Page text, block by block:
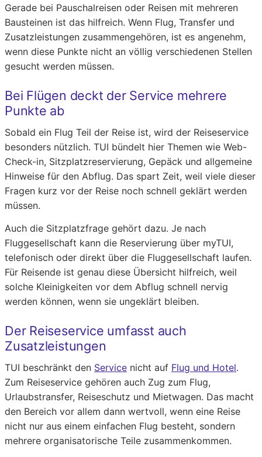
Gerade bei Pauschalreisen oder Reisen mit mehreren
Bausteinen ist das hilfreich. Wenn Flug, Transfer und
Zusatzleistungen zusammengehören, ist es angenehm,
wenn diese Punkte nicht an völlig verschiedenen Stellen
gesucht werden müssen.
Bei Flügen deckt der Service mehrere
Punkte ab
Sobald ein Flug Teil der Reise ist, wird der Reiseservice
besonders nützlich. TUI bündelt hier Themen wie Web-
Check-in, Sitzplatzreservierung, Gepäck und allgemeine
Hinweise für den Abflug. Das spart Zeit, weil viele dieser
Fragen kurz vor der Reise noch schnell geklärt werden
müssen.
Auch die Sitzplatzfrage gehört dazu. Je nach
Fluggesellschaft kann die Reservierung über myTUI,
telefonisch oder direkt über die Fluggesellschaft laufen.
Für Reisende ist genau diese Übersicht hilfreich, weil
solche Kleinigkeiten vor dem Abflug schnell nervig
werden können, wenn sie ungeklärt bleiben.
Der Reiseservice umfasst auch
Zusatzleistungen
TUI beschränkt den Service nicht auf Flug und Hotel.
Zum Reiseservice gehören auch Zug zum Flug,
Urlaubstransfer, Reiseschutz und Mietwagen. Das macht
den Bereich vor allem dann wertvoll, wenn eine Reise
nicht nur aus einem einfachen Flug besteht, sondern
mehrere organisatorische Teile zusammenkommen.